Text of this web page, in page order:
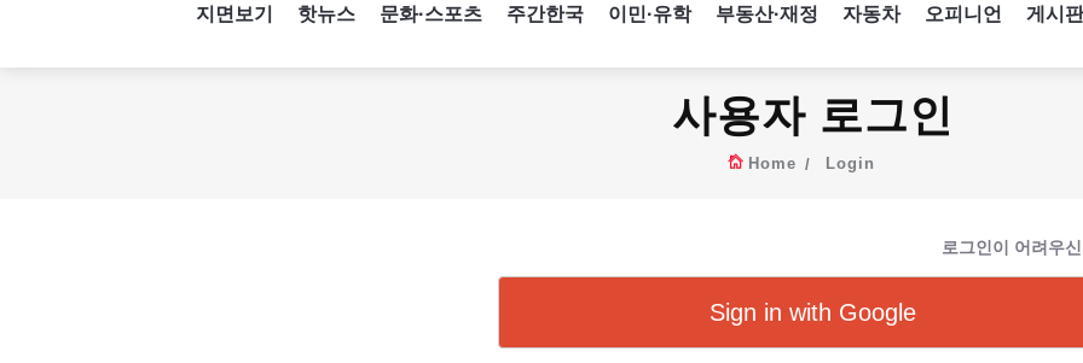
지면보기 핫뉴스 문화·스포츠 주간한국 이민·유학 부동산·재정 자동차 오피니언 게시판
사용자 로그인
Home Login
로그인이 어려우
Sign in with Google